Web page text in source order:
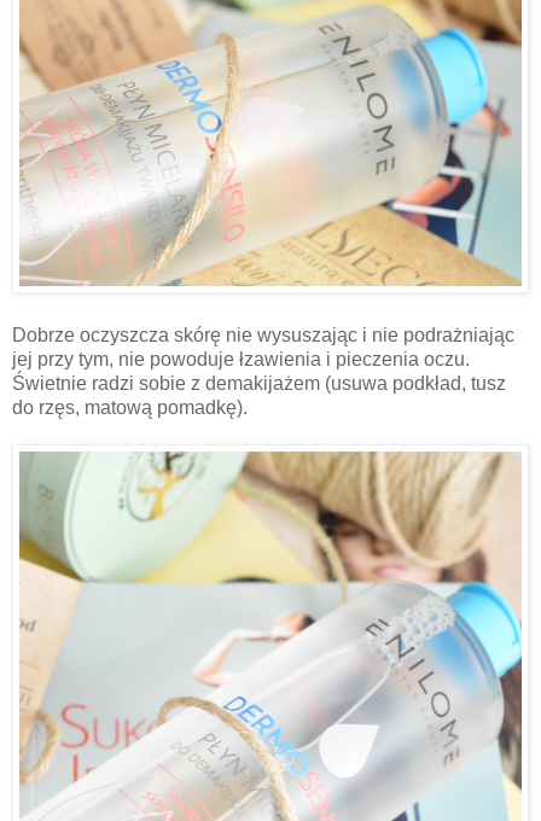
Dobrze oczyszcza skórę nie wysuszając i nie podrażniając
jej przy tym, nie powoduje łzawienia i pieczenia oczu.
Świetnie radzi sobie z demakijażem (usuwa podkład, tusz
do rzęs, matową pomadkę).